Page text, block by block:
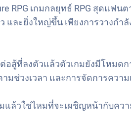
RPG เกมกลยุทธ์ RPG สุดแ
ว และยิ่งใหญ่ขึ้น เพียงการวาง
อสู้ที่ลงตัวแล้วตัวเกมยังมีโหมด
มช่วงเวลา และการจัดการคว
ล้วใช่ไหมที่จะเผชิญหน้ากับคว